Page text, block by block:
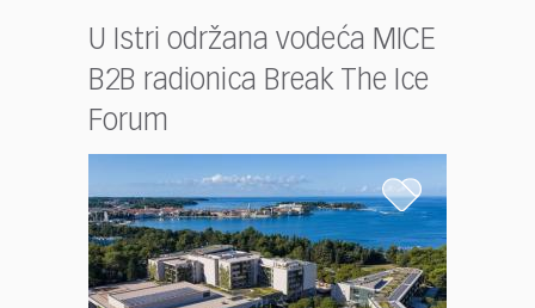
U Istri održana vodeća MICE
B2B radionica Break The Ice
Forum